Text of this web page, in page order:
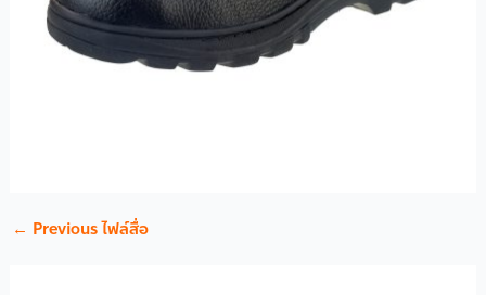
← Previous ไฟล์สื่อ